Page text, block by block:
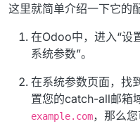
这里就简单介绍一下它的
在Odoo中，进入“设
系统参数”。
在系统参数页面，找
置您的catch-all邮箱
example.com，那么